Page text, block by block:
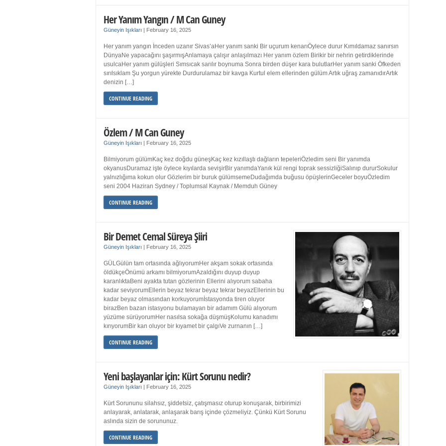
Her Yanım Yangın / M Can Guney
Güneyin Işıkları February 16, 2025
Her yanım yangın İnceden uzanır Sivas’aHer yanım sanki Bir uçurum kenarıÖylece durur Kımıldamaz sanırsın
DünyaNe yapacağını şaşırmışAnlamaya çalışır anlaşılmazı Her yanım özlem Birikir bir nehrin getirdiklerinde
usulcaHer yanım gülüşleri Sımsıcak sarılır boynuma Sonra birden düşer kara bulutlarHer yanım sanki Öfkeden
sırılsıklam Şu yorgun yürekte Durdurulamaz bir kavga Kurtul elem ellerinden gülüm Artık uğraş zamanıdırArtık
denizin […]
CONTINUE READING
Özlem / M Can Guney
Güneyin Işıkları February 16, 2025
Bilmiyorum gülümKaç kez doğdu güneşKaç kez kızıllaştı dağların tepeleriÖzledim seni Bir yanımda
okyanusDuramaz işte öylece kıyılarda sevişirBir yanımdaYanık kül rengi toprak sessizliğiSalınıp dururSokulur
yalnızlığıma kokun olur Gözlerim bir buruk gülümsemeDudağımda buğusu öpüşlerinGeceler boyuÖzledim
seni 2004 Haziran Sydney / Toplumsal Kaynak / Memduh Güney
CONTINUE READING
Bir Demet Cemal Süreya Şiiri
Güneyin Işıkları February 16, 2025
GÜLGülün tam ortasında ağlıyorumHer akşam sokak ortasında
öldükçeÖnümü arkamı bilmiyorumAzaldığını duyup duyup
karanlıktaBeni ayakta tutan gözlerinin Ellerini alıyorum sabaha
kadar seviyorumEllerin beyaz tekrar beyaz tekrar beyazEllerinin bu
kadar beyaz olmasından korkuyorumİstasyonda tiren oluyor
birazBen bazan istasyonu bulamayan bir adamım Gülü alıyorum
yüzüme sürüyorumHer nasılsa sokağa düşmüşKolumu kanadımı
kırıyorumBir kan oluyor bir kıyamet bir çalgıVe zurnanın […]
CONTINUE READING
Yeni başlayanlar için: Kürt Sorunu nedir?
Güneyin Işıkları February 16, 2025
Kürt Sorununu silahsız, şiddetsiz, çatışmasız oturup konuşarak, birbirimizi
anlayarak, anlatarak, anlaşarak barış içinde çözmeliyiz. Çünkü Kürt Sorunu
aslında sizin de sorununuz.
CONTINUE READING